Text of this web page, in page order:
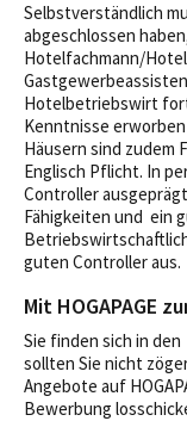
Selbstverständlich
abgeschlossen
Hotelfachmann/
Hotelbetriebswirt
Kenntnisse
Häusern sind zudem
Englisch Pflicht. In
Controller
Fähigkeiten und ein
guten Controller aus.
Mit HOGAPAGE
Sie finden sich in
sollten Sie nicht
Angebote auf
Bewerbung